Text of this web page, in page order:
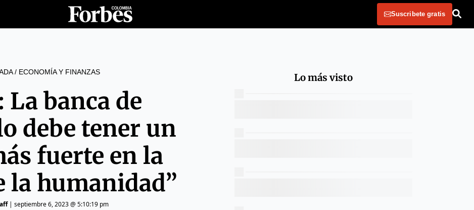
Suscribete gratis
/ ECONOMÍA Y FINANZAS
La banca de
debe tener un
fuerte en la
la humanidad”
| septiembre 6, 2023 @ 5:10:19 pm
Lo más visto